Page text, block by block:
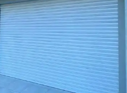
Acessórios Para Portas de
Enrolar
Pintura eletrostática
Portfólio
Contato